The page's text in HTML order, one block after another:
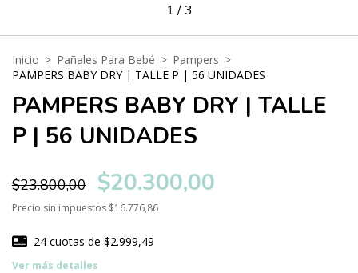
1/3
Inicio > Pañales Para Bebé > Pampers >
PAMPERS BABY DRY | TALLE P | 56 UNIDADES
PAMPERS BABY DRY | TALLE
P | 56 UNIDADES
$23.800,00 $20.300,00
Precio sin impuestos $16.776,86
24 cuotas de $2.999,49
Ver más detalles